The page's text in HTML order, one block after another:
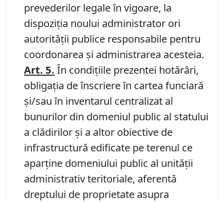
prevederilor legale în vigoare, la
dispoziţia noului administrator ori
autorităţii publice responsabile pentru
coordonarea şi administrarea acesteia.
Art. 5. În condiţiile prezentei hotărâri,
obligaţia de înscriere în cartea funciară
şi/sau în inventarul centralizat al
bunurilor din domeniul public al statului
a clădirilor şi a altor obiective de
infrastructură edificate pe terenul ce
aparţine domeniului public al unităţii
administrativ teritoriale, aferentă
dreptului de proprietate asupra